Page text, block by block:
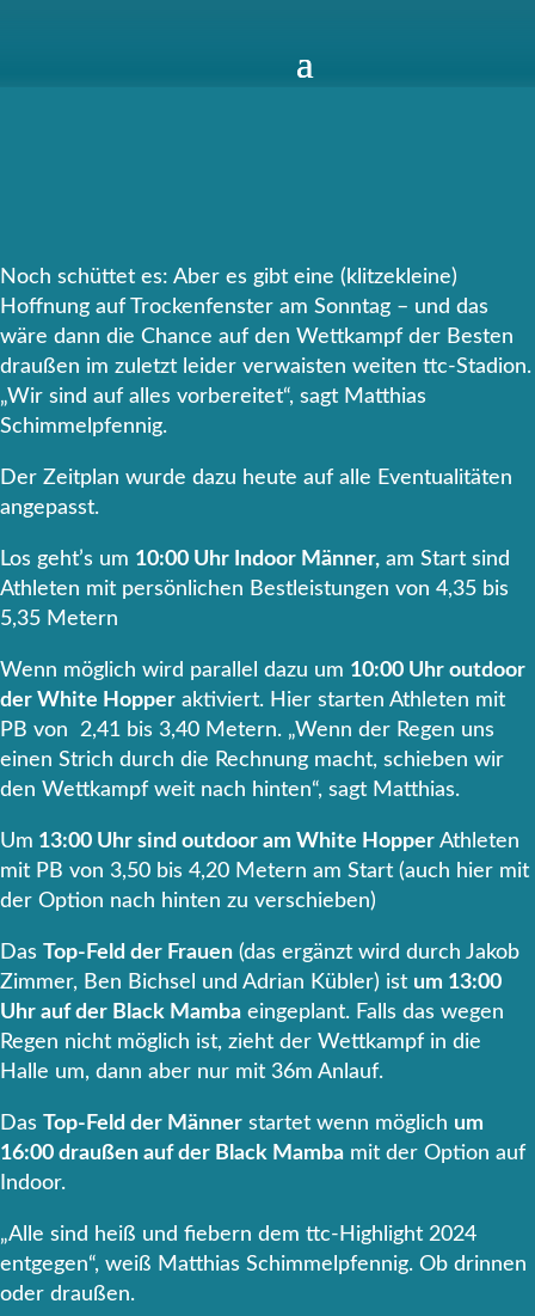
Noch schüttet es: Aber es gibt eine (klitzekleine)
Hoffnung auf Trockenfenster am Sonntag – und das
wäre dann die Chance auf den Wettkampf der Besten
draußen im zuletzt leider verwaisten weiten ttc-Stadion.
„Wir sind auf alles vorbereitet“, sagt Matthias
Schimmelpfennig.
Der Zeitplan wurde dazu heute auf alle Eventualitäten
angepasst.
Los geht’s um 10:00 Uhr Indoor Männer, am Start sind
Athleten mit persönlichen Bestleistungen von 4,35 bis
5,35 Metern
Wenn möglich wird parallel dazu um 10:00 Uhr outdoor
der White Hopper aktiviert. Hier starten Athleten mit
PB von 2,41 bis 3,40 Metern. „Wenn der Regen uns
einen Strich durch die Rechnung macht, schieben wir
den Wettkampf weit nach hinten“, sagt Matthias.
Um 13:00 Uhr sind outdoor am White Hopper Athleten
mit PB von 3,50 bis 4,20 Metern am Start (auch hier mit
der Option nach hinten zu verschieben)
Das Top-Feld der Frauen (das ergänzt wird durch Jakob
Zimmer, Ben Bichsel und Adrian Kübler) ist um 13:00
Uhr auf der Black Mamba eingeplant. Falls das wegen
Regen nicht möglich ist, zieht der Wettkampf in die
Halle um, dann aber nur mit 36m Anlauf.
Das Top-Feld der Männer startet wenn möglich um
16:00 draußen auf der Black Mamba mit der Option auf
Indoor.
„Alle sind heiß und fiebern dem ttc-Highlight 2024
entgegen“, weiß Matthias Schimmelpfennig. Ob drinnen
oder draußen.